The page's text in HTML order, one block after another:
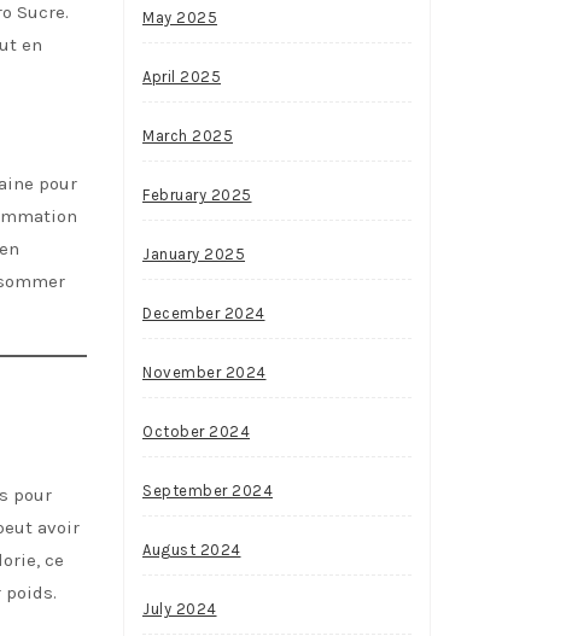
Sucre.
en
pour
pour
avoir
ce
May 2025
April 2025
March 2025
February 2025
January 2025
December 2024
November 2024
October 2024
September 2024
August 2024
July 2024